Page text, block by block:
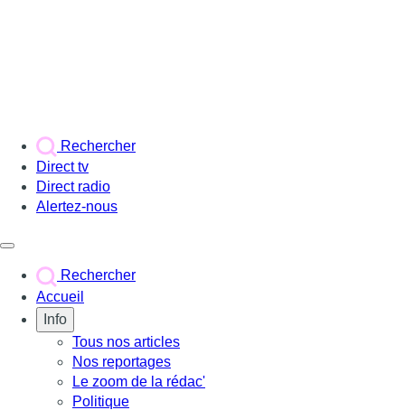
Rechercher
Direct tv
Direct radio
Alertez-nous
Rechercher
Accueil
Info
Tous nos articles
Nos reportages
Le zoom de la rédac'
Politique